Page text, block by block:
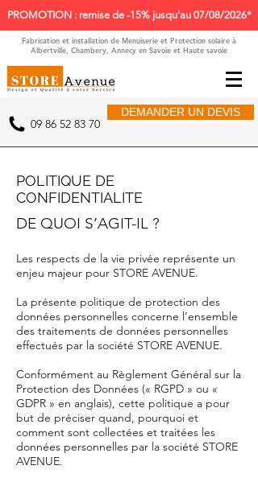
PROMOTION : remise de -15% jusqu'au 07/08/2026*
Fabrication et installation de Menuiserie et Protection solaire à
Albertville, Chambery, Annecy en Savoie et Haute savoie
09 86 52 83 70
DEMANDER UN DEVIS
POLITIQUE DE
CONFIDENTIALITE
DE QUOI S’AGIT-IL ?
Les respects de la vie privée représente un
enjeu majeur pour STORE AVENUE.
La présente politique de protection des
données personnelles concerne l’ensemble
des traitements de données personnelles
effectués par la société STORE AVENUE.
Conformément au Règlement Général sur la
Protection des Données (« RGPD » ou «
GDPR » en anglais), cette politique a pour
but de préciser quand, pourquoi et
comment sont collectées et traitées les
données personnelles par la société STORE
AVENUE.